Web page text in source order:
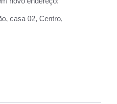
casa 02, Centro,